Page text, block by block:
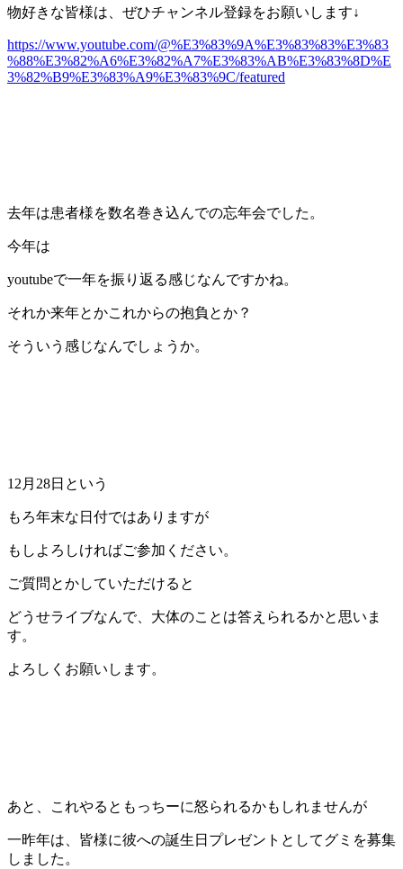
物好きな皆様は、ぜひチャンネル登録をお願いします↓
https://www.youtube.com/@%E3%83%9A%E3%83%83%E3%83
%88%E3%82%A6%E3%82%A7%E3%83%AB%E3%83%8D%E
3%82%B9%E3%83%A9%E3%83%9C/featured
去年は患者様を数名巻き込んでの忘年会でした。
今年は
youtubeで一年を振り返る感じなんですかね。
それか来年とかこれからの抱負とか？
そういう感じなんでしょうか。
12月28日という
もろ年末な日付ではありますが
もしよろしければご参加ください。
ご質問とかしていただけると
どうせライブなんで、大体のことは答えられるかと思いま
す。
よろしくお願いします。
あと、これやるともっちーに怒られるかもしれませんが
一昨年は、皆様に彼への誕生日プレゼントとしてグミを募集
しました。